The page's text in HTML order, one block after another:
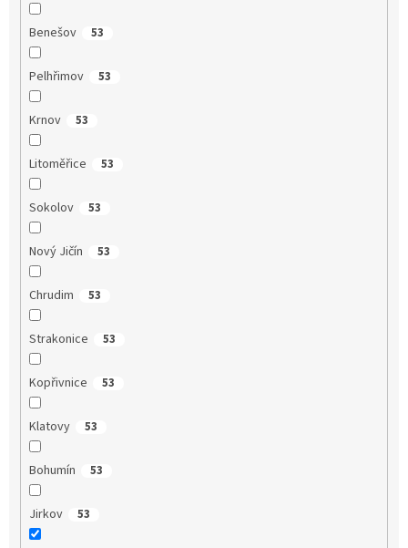
Benešov 53
Pelhřimov 53
Krnov 53
Litoměřice 53
Sokolov 53
Nový Jičín 53
Chrudim 53
Strakonice 53
Kopřivnice 53
Klatovy 53
Bohumín 53
Jirkov 53